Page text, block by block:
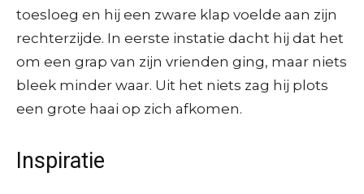
toesloeg en hij een zware klap voelde aan zijn
rechterzijde. In eerste instatie dacht hij dat het
om een grap van zijn vrienden ging, maar niets
bleek minder waar. Uit het niets zag hij plots
een grote haai op zich afkomen.
Inspiratie